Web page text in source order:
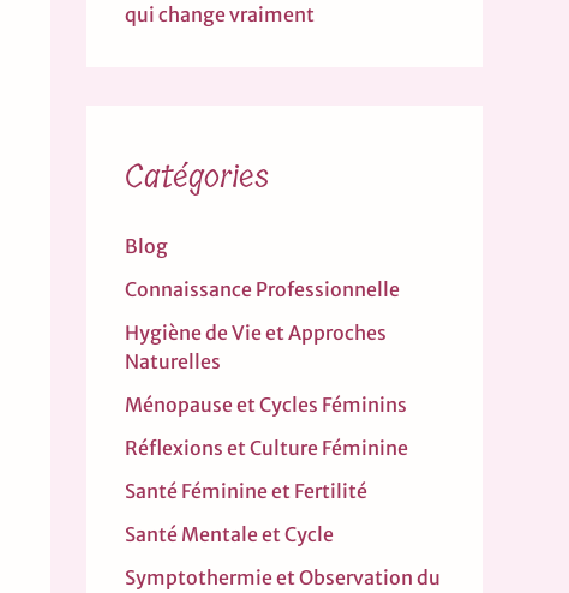
qui change vraiment
Catégories
Blog
Connaissance Professionnelle
Hygiène de Vie et Approches
Naturelles
Ménopause et Cycles Féminins
Réflexions et Culture Féminine
Santé Féminine et Fertilité
Santé Mentale et Cycle
Symptothermie et Observation du